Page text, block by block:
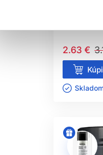
Môže ich dočasne
2.63 €
Skladom